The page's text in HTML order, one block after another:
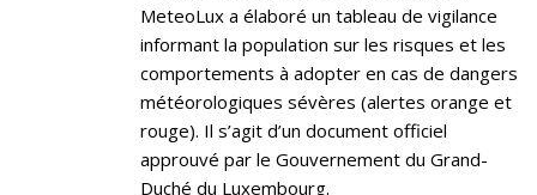
MeteoLux a élaboré un tableau de vigilance
informant la population sur les risques et les
comportements à adopter en cas de dangers
météorologiques sévères (alertes orange et
rouge). Il s’agit d’un document officiel
approuvé par le Gouvernement du Grand-
Duché du Luxembourg.